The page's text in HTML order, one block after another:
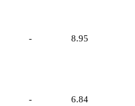
- 8.95
- 6.84